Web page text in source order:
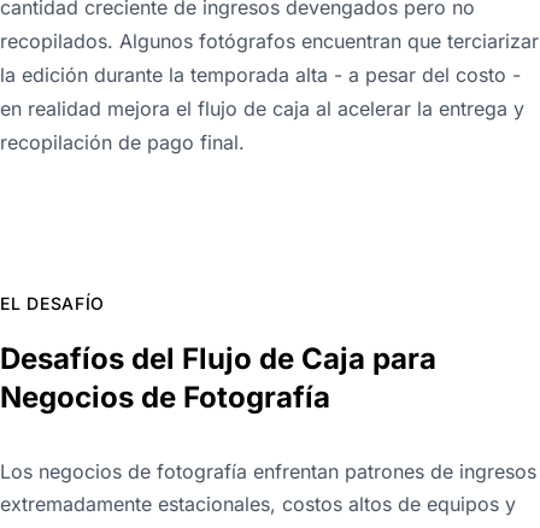
cantidad creciente de ingresos devengados pero no
recopilados. Algunos fotógrafos encuentran que terciarizar
la edición durante la temporada alta - a pesar del costo -
en realidad mejora el flujo de caja al acelerar la entrega y
recopilación de pago final.
EL DESAFÍO
Desafíos del Flujo de Caja para
Negocios de Fotografía
Los negocios de fotografía enfrentan patrones de ingresos
extremadamente estacionales, costos altos de equipos y